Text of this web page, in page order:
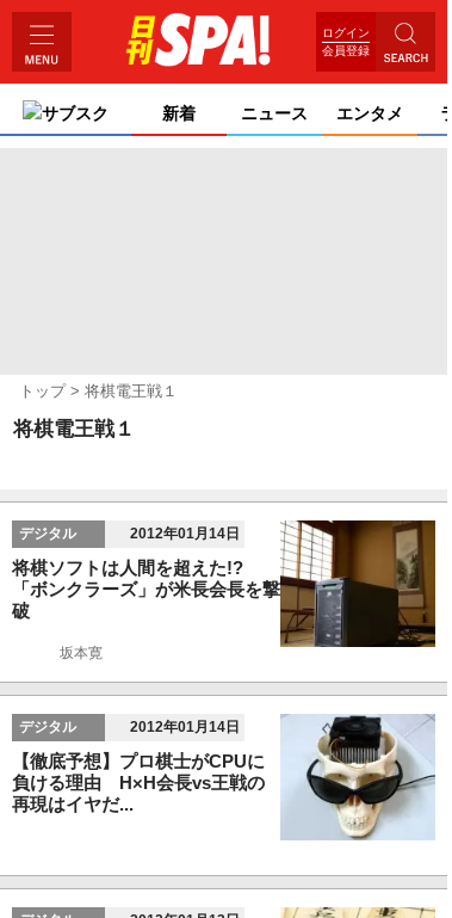
ログイン
会員登録
サブスク 新着 ニュース エンタメ
トップ 将棋電王戦１
将棋電王戦１
デジタル 2012年01月14日
将棋ソフトは人間を超えた!?
「ボンクラーズ」が米長会長を撃
破
坂本寛
デジタル 2012年01月14日
【徹底予想】プロ棋士がCPUに
負ける理由 H×H会長vs王戦の
再現はイヤだ...